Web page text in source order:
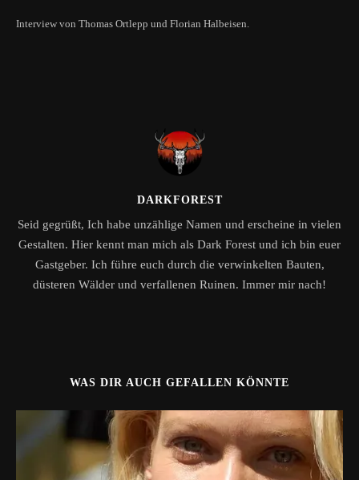
Interview von Thomas Ortlepp und Florian Halbeisen.
DARKFOREST
Seid gegrüßt, Ich habe unzählige Namen und erscheine in vielen
Gestalten. Hier kennt man mich als Dark Forest und ich bin euer
Gastgeber. Ich führe euch durch die verwinkelten Bauten,
düsteren Wälder und verfallenen Ruinen. Immer mir nach!
WAS DIR AUCH GEFALLEN KÖNNTE